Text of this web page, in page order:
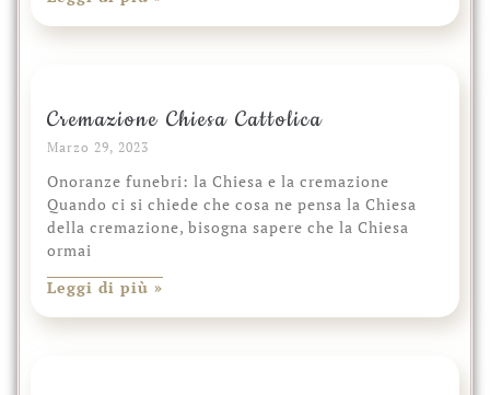
Cremazione Chiesa Cattolica
Marzo 29, 2023
Onoranze funebri: la Chiesa e la cremazione
Quando ci si chiede che cosa ne pensa la Chiesa
della cremazione, bisogna sapere che la Chiesa
ormai
Leggi di più »